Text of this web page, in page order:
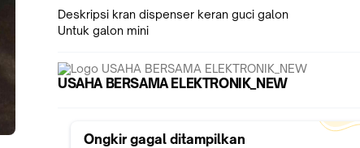
Deskripsi kran dispenser keran guci galon
Untuk galon mini
USAHA BERSAMA ELEKTRONIK_NEW
Ongkir gagal ditampilkan